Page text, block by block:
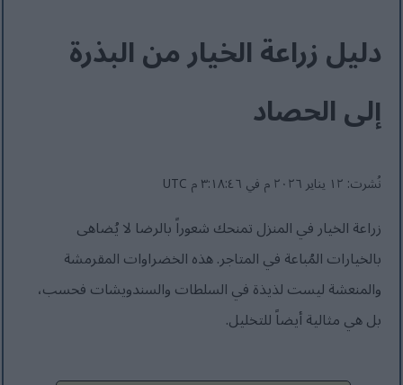
دليل زراعة الخيار من البذرة
إلى الحصاد
نُشرت: ١٢ يناير ٢٠٢٦ م في ٣:١٨:٤٦ م UTC
زراعة الخيار في المنزل تمنحك شعوراً بالرضا لا يُضاهى
بالخيارات المُباعة في المتاجر. هذه الخضراوات المقرمشة
والمنعشة ليست لذيذة في السلطات والسندويشات فحسب،
بل هي مثالية أيضاً للتخليل.